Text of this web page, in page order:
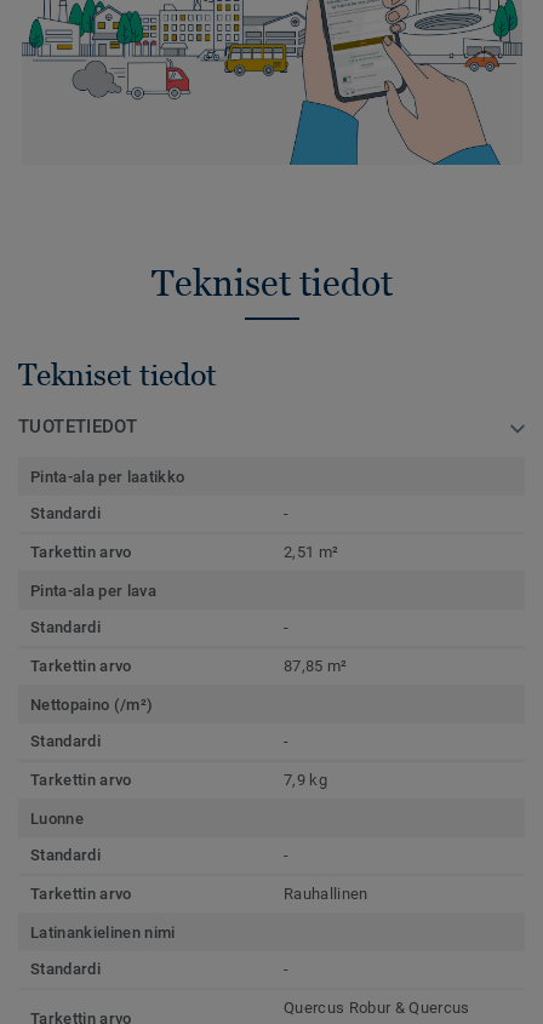
Tekniset tiedot
Tekniset tiedot
TUOTETIEDOT
Pinta-ala per laatikko
Standardi
-
Tarkettin arvo 2,51 m²
Pinta-ala per lava
Standardi
-
Tarkettin arvo 87,85 m²
Nettopaino (/m²)
Standardi
-
Tarkettin arvo 7,9 kg
Luonne
Standardi
-
Tarkettin arvo Rauhallinen
Latinankielinen nimi
Standardi
-
Tarkettin arvo
Quercus Robur & Quercus